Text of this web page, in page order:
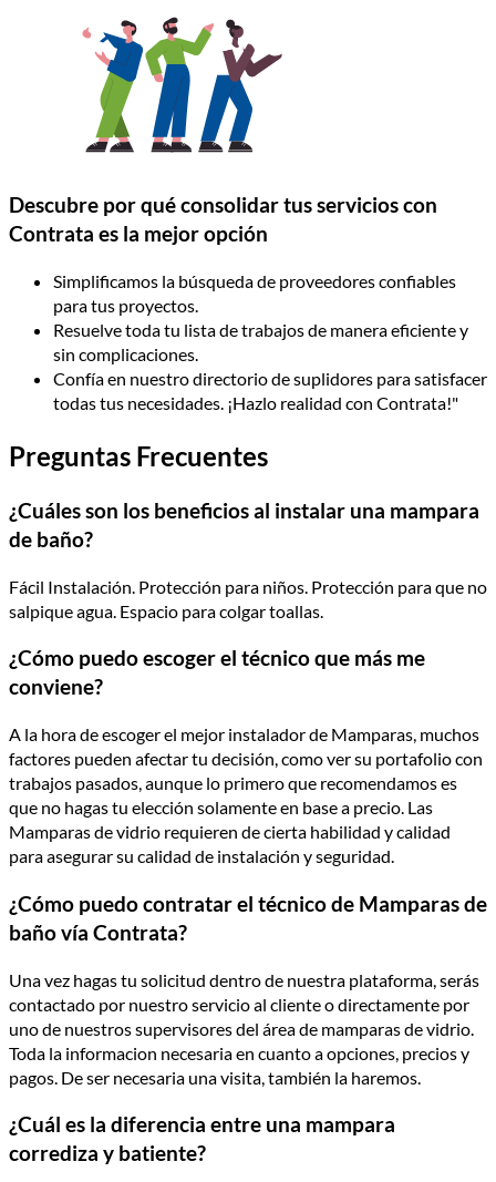
Descubre por qué consolidar tus servicios con
Contrata es la mejor opción
Simplificamos la búsqueda de proveedores confiables
para tus proyectos.
Resuelve toda tu lista de trabajos de manera eficiente y
sin complicaciones.
Confía en nuestro directorio de suplidores para satisfacer
todas tus necesidades. ¡Hazlo realidad con Contrata!"
Preguntas Frecuentes
¿Cuáles son los beneficios al instalar una mampara
de baño?
Fácil Instalación. Protección para niños. Protección para que no
salpique agua. Espacio para colgar toallas.
¿Cómo puedo escoger el técnico que más me
conviene?
A la hora de escoger el mejor instalador de Mamparas, muchos
factores pueden afectar tu decisión, como ver su portafolio con
trabajos pasados, aunque lo primero que recomendamos es
que no hagas tu elección solamente en base a precio. Las
Mamparas de vidrio requieren de cierta habilidad y calidad
para asegurar su calidad de instalación y seguridad.
¿Cómo puedo contratar el técnico de Mamparas de
baño vía Contrata?
Una vez hagas tu solicitud dentro de nuestra plataforma, serás
contactado por nuestro servicio al cliente o directamente por
uno de nuestros supervisores del área de mamparas de vidrio.
Toda la informacion necesaria en cuanto a opciones, precios y
pagos. De ser necesaria una visita, también la haremos.
¿Cuál es la diferencia entre una mampara
corrediza y batiente?